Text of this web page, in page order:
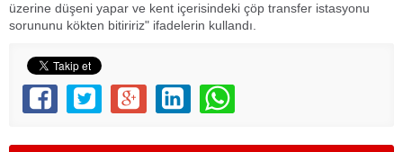
üzerine düşeni yapar ve kent içerisindeki çöp transfer istasyonu
sorununu kökten bitiririz" ifadelerin kullandı.